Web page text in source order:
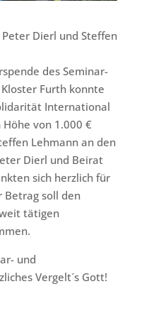
Dierl und Steffen
des Seminar-
Furth konnte
International
von 1.000 €
Lehmann an den
Dierl und Beirat
sich herzlich für
Betrag soll den
tätigen
und
Vergelt´s Gott!